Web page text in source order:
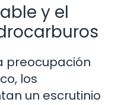
y el
preocupación
los
un escrutinio